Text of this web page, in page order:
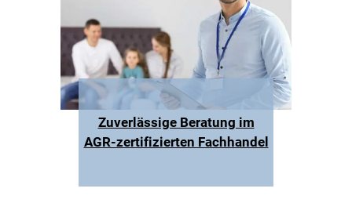
Zuverlässige Beratung im
AGR-zertifizierten Fachhandel